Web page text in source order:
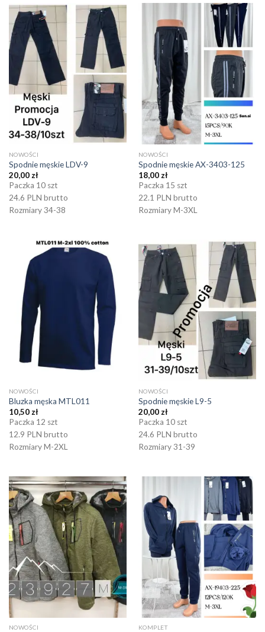
NOWOŚCI
Spodnie męskie LDV-9
20,00zł
Paczka 10 szt
24.6 PLN brutto
Rozmiary 34-38
NOWOŚCI
Spodnie męskie AX-3403-125
18,00zł
Paczka 15 szt
22.1 PLN brutto
Rozmiary M-3XL
NOWOŚCI
Bluzka męska MTL011
10,50zł
Paczka 12 szt
12.9 PLN brutto
Rozmiary M-2XL
NOWOŚCI
Spodnie męskie L9-5
20,00zł
Paczka 10 szt
24.6 PLN brutto
Rozmiary 31-39
NOWOŚCI KOMPLET